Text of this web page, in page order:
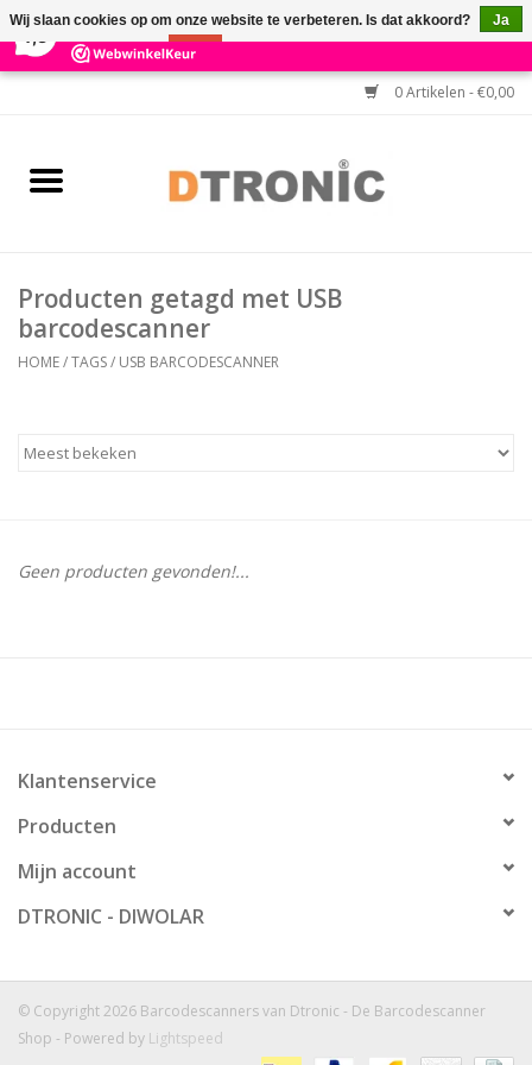
3 Reviews ×
0 Artikelen - €0,00
BARCODESCANNERS
HULP BIJ INSTALLATIE
Producten getagd met USB
barcodescanner
HOME/TAGS/ USB BARCODESCANNER
Geen producten gevonden!...
Klantenservice
Producten
Mijn account
DTRONIC - DIWOLAR
© Copyright 2026 Barcodescanners van Dtronic - De Barcodescanner
Shop - Powered by Lightspeed
Wij slaan cookies op om onze website te verbeteren. Is dat akkoord?
Ja
Nee